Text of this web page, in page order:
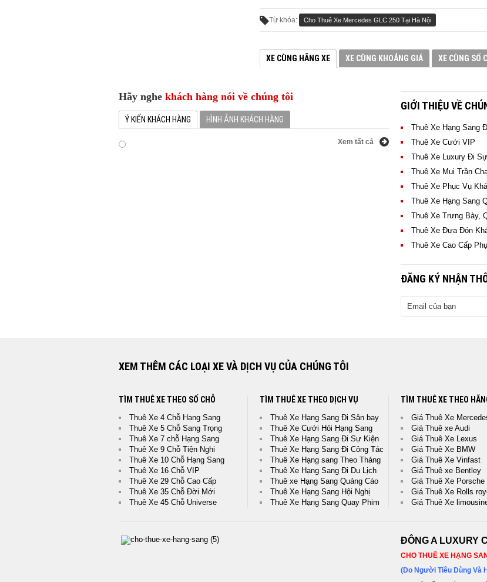
Từ khóa: Cho Thuê Xe Mercedes GLC 250 Tại Hà Nội
XE CÙNG HÃNG XE XE CÙNG KHOẢNG GIÁ XE CÙNG SỐ
> XEM NGAY GIÁ
> XEM NGAY GIÁ
> XEM NGAY GIÁ
Hãy nghe khách hàng nói về chúng tôi
Ý KIẾN KHÁCH HÀNG HÌNH ẢNH KHÁCH HÀNG
Xem tất cả Xem
GIỚI THIỆU VỀ
Thuê Xe Hạng Sang
Thuê Xe Cưới VIP
Thuê Xe Luxury Đi
Thuê Xe Mui Trần
Thuê Xe Phục Vụ
Thuê Xe Hạng Sang
Thuê Xe Trưng Bày,
Thuê Xe Đưa Đón
Thuê Xe Cao Cấp
ĐĂNG KÝ NHẬN
XEM THÊM CÁC LOẠI XE VÀ DỊCH VỤ CỦA CHÚNG TÔI
TÌM THUÊ XE THEO SỐ CHỖ
Thuê Xe 4 Chỗ Hạng Sang
Thuê Xe 5 Chỗ Sang Trọng
Thuê Xe 7 chỗ Hạng Sang
Thuê Xe 9 Chỗ Tiện Nghi
Thuê Xe 10 Chỗ Hạng Sang
Thuê Xe 16 Chỗ VIP
Thuê Xe 29 Chỗ Cao Cấp
Thuê Xe 35 Chỗ Đời Mới
Thuê Xe 45 Chỗ Universe
TÌM THUÊ XE THEO DỊCH VỤ
Thuê Xe Hạng Sang Đi Sân bay
Thuê Xe Cưới Hỏi Hạng Sang
Thuê Xe Hạng Sang Đi Sự Kiện
Thuê Xe Hạng Sang Đi Công Tác
Thuê Xe Hạng sang Theo Tháng
Thuê Xe Hạng Sang Đi Du Lịch
Thuê xe Hạng Sang Quảng Cáo
Thuê Xe Hạng Sang Hội Nghị
Thuê Xe Hạng Sang Quay Phim
TÌM THUÊ XE THEO
Giá Thuê Xe
Giá Thuê xe Audi
Giá Thuê Xe Lexus
Giá Thuê Xe BMW
Giá Thuê Xe Vinfast
Giá Thuê xe Bentley
Giá Thuê Xe Porsche
Giá Thuê Xe Rolls
Giá Thuê Xe
ĐÔNG A LUXURY
CHO THUÊ XE HẠNG
(Do Người Tiêu Dùng Và